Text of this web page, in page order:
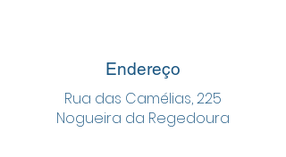
Endereço
Rua das Camélias, 225
Nogueira da Regedoura